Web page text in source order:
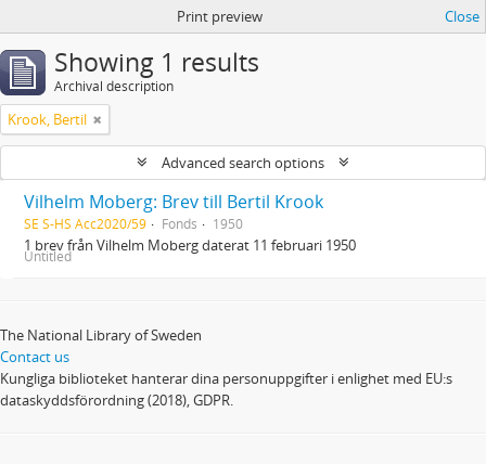
Print preview Close
Showing 1 results
Archival description
Krook, Bertil
Advanced search options
Vilhelm Moberg: Brev till Bertil Krook
SE S-HS Acc2020/59 Fonds 1950
1 brev från Vilhelm Moberg daterat 11 februari 1950
Untitled
The National Library of Sweden
Contact us
Kungliga biblioteket hanterar dina personuppgifter i enlighet med EU:s
dataskyddsförordning (2018), GDPR.